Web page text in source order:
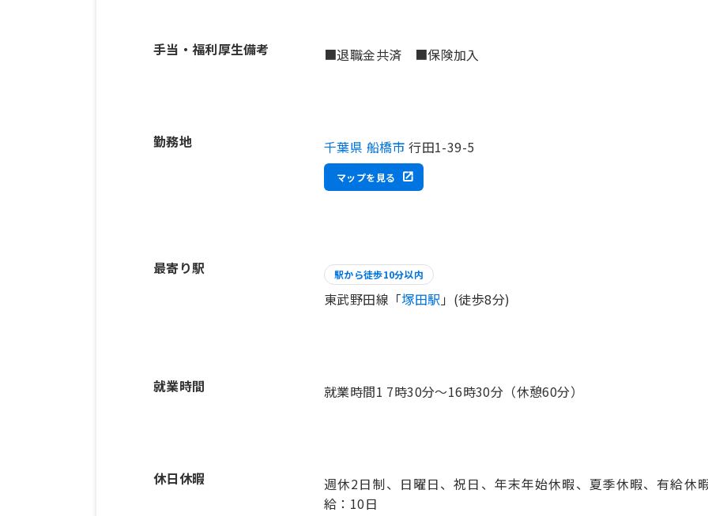
手当・福利厚生備考 ■退職金共済 ■保険加入
勤務地 千葉県 船橋市 行田1-39-5
マップを見る
最寄り駅 駅から徒歩10分以内
東武野田線「塚田駅 」(徒歩8分)
就業時間 就業時間1 7時30分〜16時30分（休憩60分）
休日休暇
週休2日制、日曜日、祝日、年末年始休暇、夏季休暇、有給
給：10日